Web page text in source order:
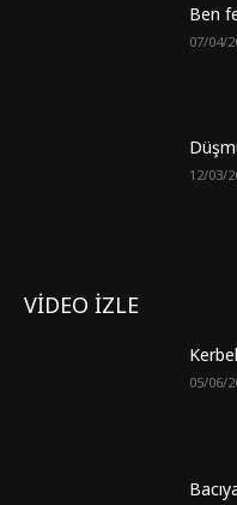
Ben
07/04/
12/03/
VİDEO İZLE
05/06/